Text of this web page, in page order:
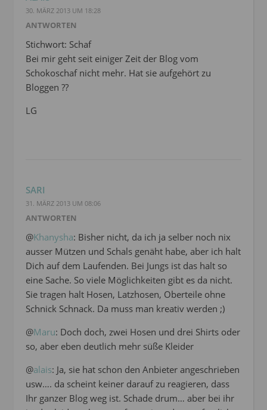
30. MÄRZ 2013 UM 18:28
ANTWORTEN
Stichwort: Schaf
Bei mir geht seit einiger Zeit der Blog vom
Schokoschaf nicht mehr. Hat sie aufgehört zu
Bloggen ??
LG
SARI
31. MÄRZ 2013 UM 08:06
ANTWORTEN
@Khanysha: Bisher nicht, da ich ja selber noch nix
ausser Mützen und Schals genäht habe, aber ich halt
Dich auf dem Laufenden. Bei Jungs ist das halt so
eine Sache. So viele Möglichkeiten gibt es da nicht.
Sie tragen halt Hosen, Latzhosen, Oberteile ohne
Schnick Schnack. Da muss man kreativ werden ;)
@Maru: Doch doch, zwei Hosen und drei Shirts oder
so, aber eben deutlich mehr süße Kleider
@alais: Ja, sie hat schon den Anbieter angeschrieben
usw…. da scheint keiner darauf zu reagieren, dass
Ihr ganzer Blog weg ist. Schade drum… aber bei ihr